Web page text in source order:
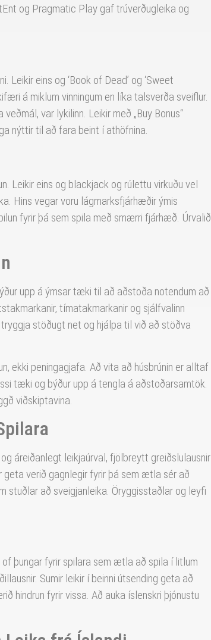
og Pragmatic Play gaf trúverðugleika og
eins og ‘Book of Dead’ og ‘Sweet
á miklum vinningum en líka talsverða sveiflur.
var lykilinn. Leikir með „Buy Bonus“
nýttir til að fara beint í athöfnina.
Leikir eins og blackjack og rúlettu virkuðu vel
Hins vegar voru lágmarksfjárhæðir ýmis
fyrir þá sem spila með smærri fjárhæð. Úrvalið
upp á ýmsar tæki til að aðstoða notendum að
tímatakmarkanir og sjálfvalinn
stöðugt net og hjálpa til við að stöðva
ekki peningagjafa. Að vita að húsbrúnin er alltaf
tæki og býður upp á tengla á aðstoðarsamtök.
viðskiptavina.
áreiðanlegt leikjaúrval, fjölbreytt greiðslulausnir
geta verið gagnlegir fyrir þá sem ætla sér að
stuðlar að sveigjanleika. Öryggisstaðlar og leyfi
of þungar fyrir spilara sem ætla að spila í litlum
Sumir leikir í beinni útsending geta að
hindrun fyrir vissa. Að auka íslenskri þjónustu